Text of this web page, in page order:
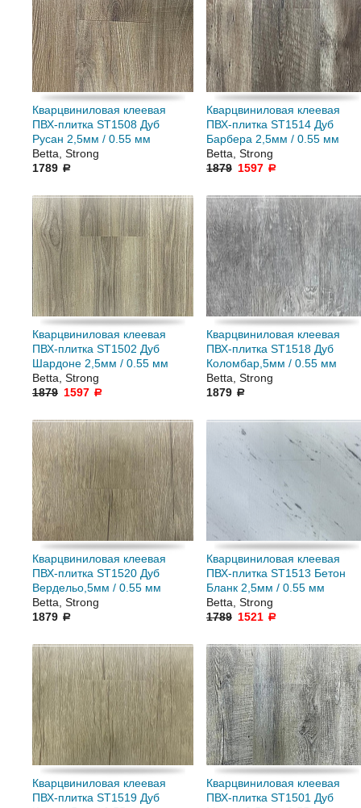
Кварцвиниловая клеевая
ПВХ-плитка ST1508 Дуб
Русан 2,5мм / 0.55 мм
Betta, Strong
1789 a
Кварцвиниловая клеевая
ПВХ-плитка ST1514 Дуб
Барбера 2,5мм / 0.55 мм
Betta, Strong
1879 1597 a
Кварцвиниловая клеевая
ПВХ-плитка ST1502 Дуб
Шардоне 2,5мм / 0.55 мм
Betta, Strong
1879 1597 a
Кварцвиниловая клеевая
ПВХ-плитка ST1518 Дуб
Коломбар,5мм / 0.55 мм
Betta, Strong
1879 a
Кварцвиниловая клеевая
ПВХ-плитка ST1520 Дуб
Вердельо,5мм / 0.55 мм
Betta, Strong
1879 a
Кварцвиниловая клеевая
ПВХ-плитка ST1513 Бетон
Бланк 2,5мм / 0.55 мм
Betta, Strong
1789 1521 a
Кварцвиниловая клеевая
ПВХ-плитка ST1519 Дуб
Кварцвиниловая клеевая
ПВХ-плитка ST1501 Дуб